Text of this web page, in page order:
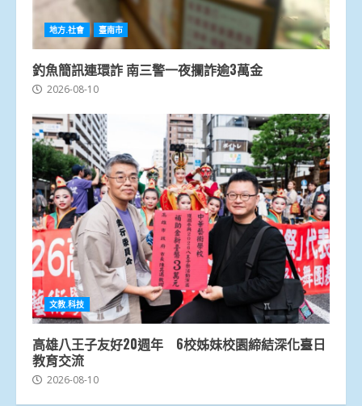
地方.社會 臺南市
釣魚簡訊連環詐 南三警一夜攔詐逾3萬金
2026-08-10
文教.科技
高雄八王子友好20週年 6校姊妹校園締結深化臺日
教育交流
2026-08-10